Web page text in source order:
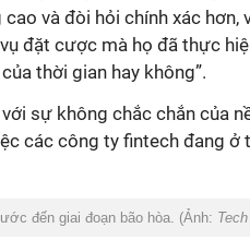
và đòi hỏi chính xác hơn,
đặt cược mà họ đã thực
thời gian hay không”.
sự không chắc chắn của
các công ty fintech đang
đến giai đoạn bão hòa. (Ảnh: